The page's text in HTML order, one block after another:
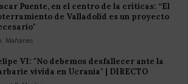
Puente, en el centro de la críticas: “El
de Valladolid es un proyecto
Mañanes
VI: "No debemos desfallecer ante la
vivida en Ucrania" | DIRECTO